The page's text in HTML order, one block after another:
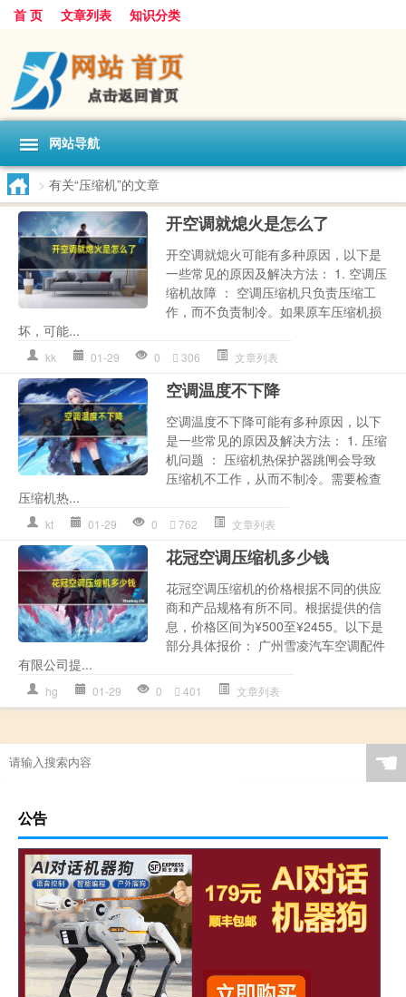
首 页 文章列表 知识分类
网站导航
> 有关“压缩机”的文章
开空调就熄火是怎么了
开空调就熄火可能有多种原因，以下是
一些常见的原因及解决方法： 1. 空调压
缩机故障 ： 空调压缩机只负责压缩工
作，而不负责制冷。如果原车压缩机损
坏，可能...
kk 01-29 0 306 文章列表
空调温度不下降
空调温度不下降可能有多种原因，以下
是一些常见的原因及解决方法： 1. 压缩
机问题 ： 压缩机热保护器跳闸会导致
压缩机不工作，从而不制冷。需要检查
压缩机热...
kt 01-29 0 762 文章列表
花冠空调压缩机多少钱
花冠空调压缩机的价格根据不同的供应
商和产品规格有所不同。根据提供的信
息，价格区间为¥500至¥2455。以下是
部分具体报价： 广州雪凌汽车空调配件
有限公司提...
hg 01-29 0 401 文章列表
☚
公告